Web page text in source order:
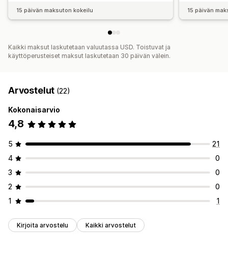
15 päivän maksuton kokeilu 15 päivän
Kaikki maksut laskutetaan valuutassa USD. Toistuvat ja
käyttöperusteiset maksut laskutetaan 30 päivän välein.
Arvostelut (22)
Kokonaisarvio
4,8
5
21
4
0
3
0
2
0
1
1
Kirjoita arvostelu Kaikki arvostelut